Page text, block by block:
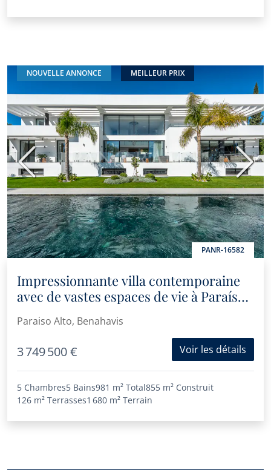
NOUVELLE ANNONCE MEILLEUR PRIX
PANR-16582
Précédent
Impressionnante villa contemporaine
avec de vastes espaces de vie à Paraíso
Alto, Benahavís
Paraiso Alto, Benahavis
3 749 500 € Voir les détails
5 Chambres5 Bains981 m² Total855 m² Construit
126 m² Terrasses1 680 m² Terrain